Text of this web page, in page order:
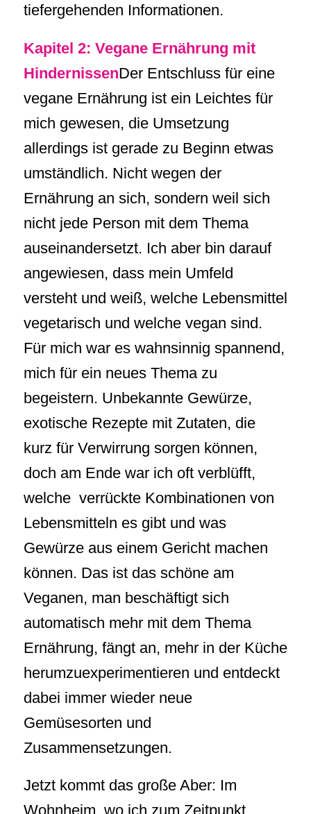
tiefergehenden Informationen.
Kapitel 2: Vegane Ernährung mit
HindernissenDer Entschluss für eine
vegane Ernährung ist ein Leichtes für
mich gewesen, die Umsetzung
allerdings ist gerade zu Beginn etwas
umständlich. Nicht wegen der
Ernährung an sich, sondern weil sich
nicht jede Person mit dem Thema
auseinandersetzt. Ich aber bin darauf
angewiesen, dass mein Umfeld
versteht und weiß, welche Lebensmittel
vegetarisch und welche vegan sind.
Für mich war es wahnsinnig spannend,
mich für ein neues Thema zu
begeistern. Unbekannte Gewürze,
exotische Rezepte mit Zutaten, die
kurz für Verwirrung sorgen können,
doch am Ende war ich oft verblüfft,
welche verrückte Kombinationen von
Lebensmitteln es gibt und was
Gewürze aus einem Gericht machen
können. Das ist das schöne am
Veganen, man beschäftigt sich
automatisch mehr mit dem Thema
Ernährung, fängt an, mehr in der Küche
herumzuexperimentieren und entdeckt
dabei immer wieder neue
Gemüsesorten und
Zusammensetzungen.
Jetzt kommt das große Aber: Im
Wohnheim, wo ich zum Zeitpunkt